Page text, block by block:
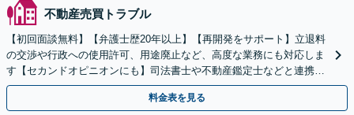
不動産売買トラブル
【初回面談無料】【弁護士歴20年以上】【再開発をサポート】立退料
の交渉や行政への使用許可、用途廃止など、高度な業務にも対応しま
す【セカンドオピニオンにも】司法書士や不動産鑑定士などと連携。
農地や山林などもお任せください【枚方市駅6分】
料金表を見る